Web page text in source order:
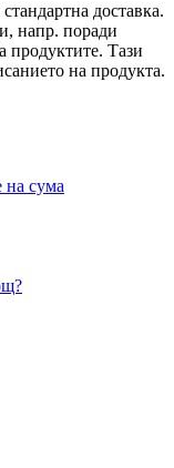
доставка.
напр. поради
продуктите. Тази
на продукта.
на сума